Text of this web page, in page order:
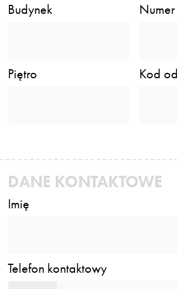
Budynek
Piętro Kod
DANE KONTAKTOWE
Imię
Telefon kontaktowy